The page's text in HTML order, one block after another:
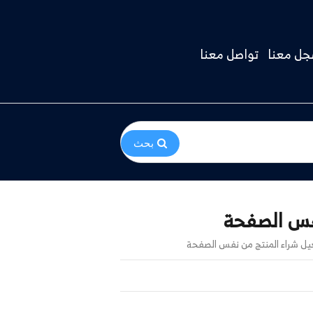
معنا تواصل معنا
بحث
الصفحة
شراء المنتج من نفس الصفحة